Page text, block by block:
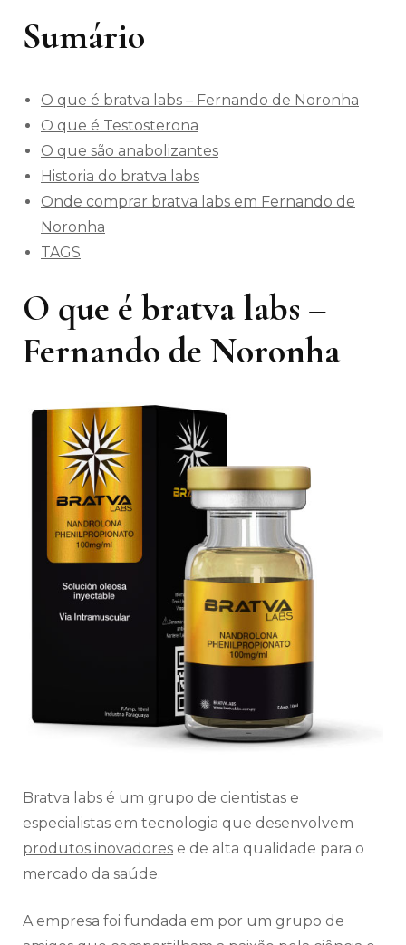
Sumário
O que é bratva labs – Fernando de Noronha
O que é Testosterona
O que são anabolizantes
Historia do bratva labs
Onde comprar bratva labs em Fernando de
Noronha
TAGS
O que é bratva labs –
Fernando de Noronha
Bratva labs é um grupo de cientistas e
especialistas em tecnologia que desenvolvem
produtos inovadores e de alta qualidade para o
mercado da saúde.
A empresa foi fundada em por um grupo de